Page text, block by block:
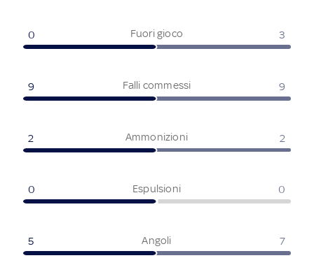
Fuori gioco
0 3
Falli commessi
9 9
Ammonizioni
2 2
Espulsioni
0 0
Angoli
5 7